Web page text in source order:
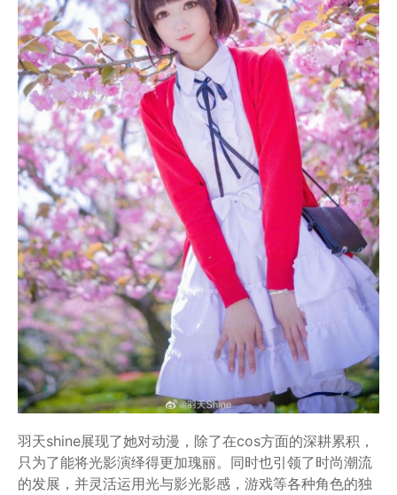
羽天shine展现了她对动漫，除了在cos方面的深耕累积，
只为了能将光影演绎得更加瑰丽。同时也引领了时尚潮流
的发展，并灵活运用光与影光影感，游戏等各种角色的独